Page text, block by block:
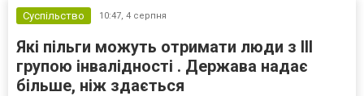
Суспільство 10:47, 4 серпня
Які пільги можуть отримати люди з III
групою інвалідності . Держава надає
більше, ніж здається